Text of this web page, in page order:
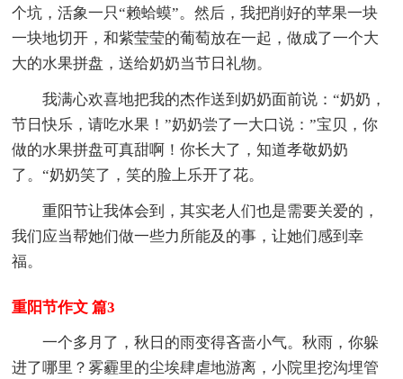
个坑，活象一只“赖蛤蟆”。然后，我把削好的苹果一块
一块地切开，和紫莹莹的葡萄放在一起，做成了一个大
大的水果拼盘，送给奶奶当节日礼物。
我满心欢喜地把我的杰作送到奶奶面前说：“奶奶，
节日快乐，请吃水果！”奶奶尝了一大口说：”宝贝，你
做的水果拼盘可真甜啊！你长大了，知道孝敬奶奶
了。“奶奶笑了，笑的脸上乐开了花。
重阳节让我体会到，其实老人们也是需要关爱的，
我们应当帮她们做一些力所能及的事，让她们感到幸
福。
重阳节作文 篇3
一个多月了，秋日的雨变得吝啬小气。秋雨，你躲
进了哪里？雾霾里的尘埃肆虐地游离，小院里挖沟埋管